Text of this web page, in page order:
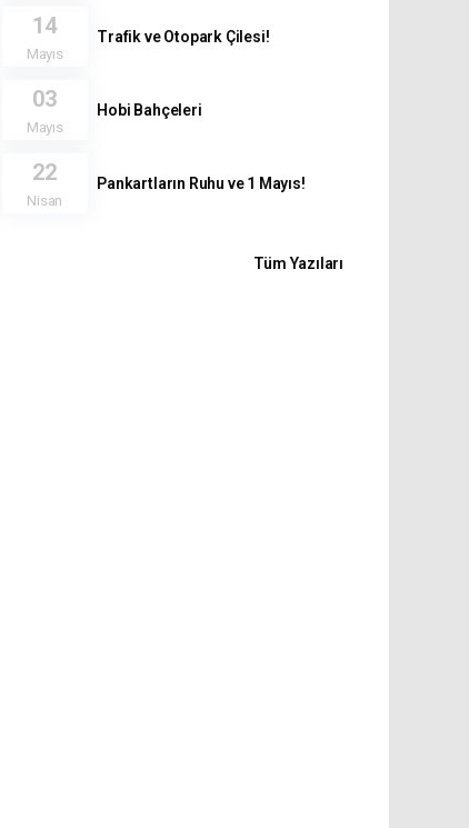
14
Mayıs
Trafik ve Otopark Çilesi!
03
Mayıs
Hobi Bahçeleri
22
Nisan
Pankartların Ruhu ve 1 Mayıs!
Tüm Yazıları